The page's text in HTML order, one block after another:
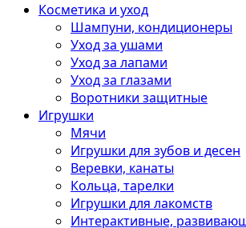
Косметика и уход
Шампуни, кондиционеры
Уход за ушами
Уход за лапами
Уход за глазами
Воротники защитные
Игрушки
Мячи
Игрушки для зубов и десен
Веревки, канаты
Кольца, тарелки
Игрушки для лакомств
Интерактивные,